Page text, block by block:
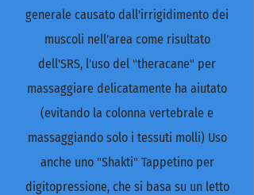
generale causato dall'irrigidimento dei
muscoli nell'area come risultato
dell'SRS, l'uso del "theracane" per
massaggiare delicatamente ha aiutato
(evitando la colonna vertebrale e
massaggiando solo i tessuti molli) Uso
anche uno "Shakti" Tappetino per
digitopressione, che si basa su un letto